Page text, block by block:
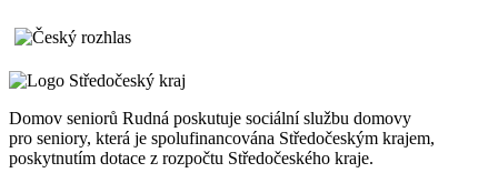
Domov seniorů Rudná poskutuje sociální službu domovy
pro seniory, která je spolufinancována Středočeským krajem,
poskytnutím dotace z rozpočtu Středočeského kraje.